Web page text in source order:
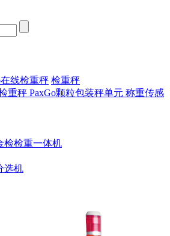
线检重秤 检重秤
重秤 PaxGo颗粒包装秤单元 称重传感